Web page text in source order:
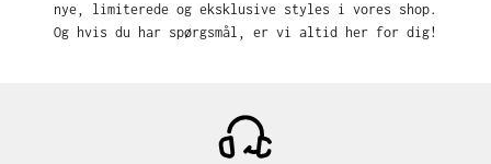
nye, limiterede og eksklusive styles i vores shop.
Og hvis du har spørgsmål, er vi altid her for dig!